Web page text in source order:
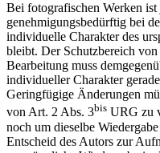
Bei fotografischen Werken
genehmigungsbedürftig bei
individuelle Charakter des
bleibt. Der Schutzbereich
Bearbeitung muss
individueller Charakter
Geringfügige Änderungen
von Art. 2 Abs. 3bis URG zu
noch um dieselbe
Entscheid des Autors zur